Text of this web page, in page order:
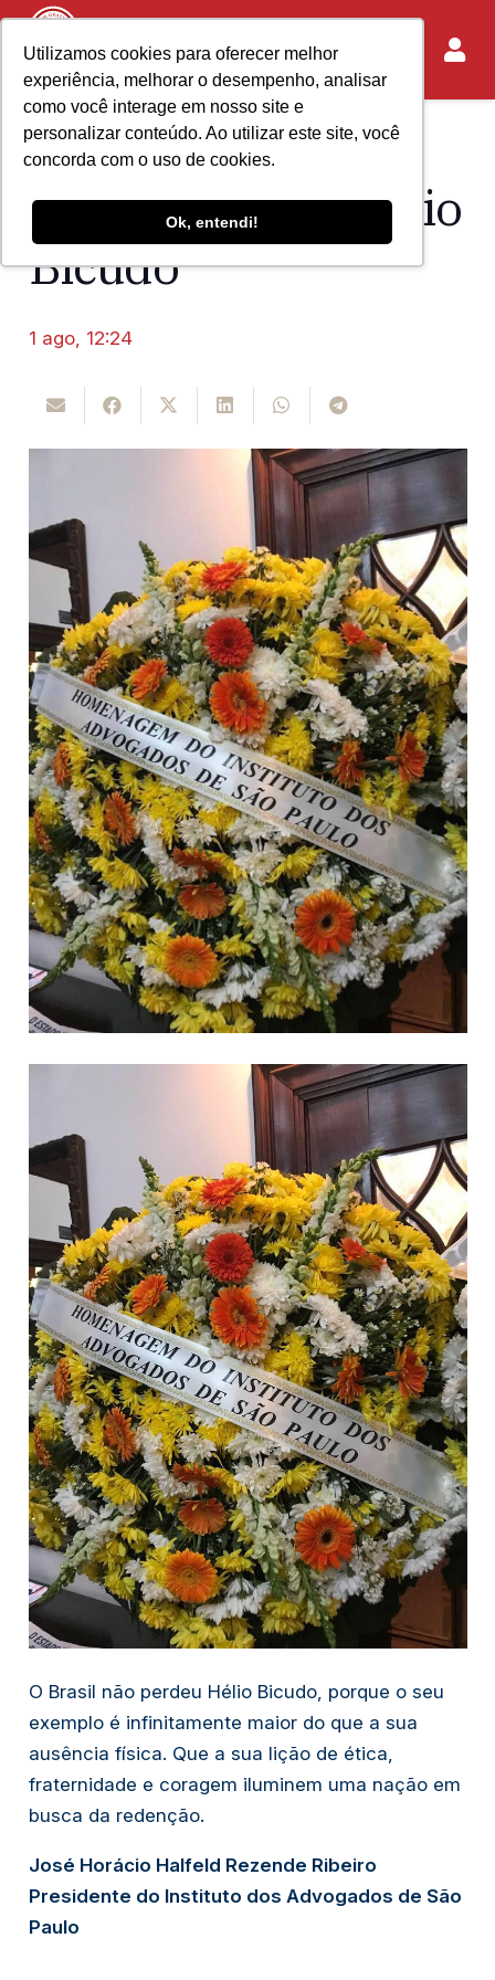
Utilizamos cookies para oferecer melhor
experiência, melhorar o desempenho, analisar
como você interage em nosso site e
personalizar conteúdo. Ao utilizar este site, você
concorda com o uso de cookies.
Ok, entendi!
Home Acontece no IASP
Homenagem a Hélio
Bicudo
1 ago, 12:24
O Brasil não perdeu Hélio Bicudo, porque o seu
exemplo é infinitamente maior do que a sua
ausência física. Que a sua lição de ética,
fraternidade e coragem iluminem uma nação em
busca da redenção.
José Horácio Halfeld Rezende Ribeiro
Presidente do Instituto dos Advogados de São
Paulo